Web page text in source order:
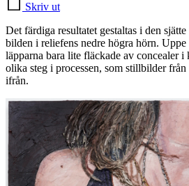
Skriv ut
Det färdiga resultatet gestaltas i den
bilden i reliefens nedre högra hörn. Uppe
läpparna bara lite fläckade av concealer
olika steg i processen, som stillbilder
ifrån.